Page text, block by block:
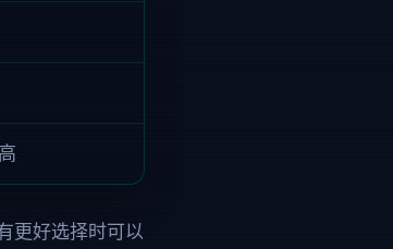
更好选择时可以